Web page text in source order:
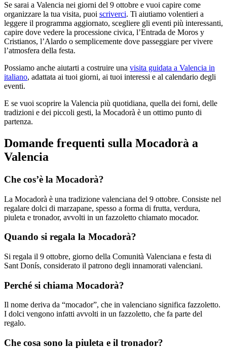
Se sarai a Valencia nei giorni del 9 ottobre e vuoi capire come
organizzare la tua visita, puoi scriverci. Ti aiutiamo volentieri a
leggere il programma aggiornato, scegliere gli eventi più interessanti,
capire dove vedere la processione civica, l’Entrada de Moros y
Cristianos, l’Alardo o semplicemente dove passeggiare per vivere
l’atmosfera della festa.
Possiamo anche aiutarti a costruire una visita guidata a Valencia in
italiano, adattata ai tuoi giorni, ai tuoi interessi e al calendario degli
eventi.
E se vuoi scoprire la Valencia più quotidiana, quella dei forni, delle
tradizioni e dei piccoli gesti, la Mocadorà è un ottimo punto di
partenza.
Domande frequenti sulla Mocadorà a
Valencia
Che cos’è la Mocadorà?
La Mocadorà è una tradizione valenciana del 9 ottobre. Consiste nel
regalare dolci di marzapane, spesso a forma di frutta, verdura,
piuleta e tronador, avvolti in un fazzoletto chiamato mocador.
Quando si regala la Mocadorà?
Si regala il 9 ottobre, giorno della Comunità Valenciana e festa di
Sant Donís, considerato il patrono degli innamorati valenciani.
Perché si chiama Mocadorà?
Il nome deriva da “mocador”, che in valenciano significa fazzoletto.
I dolci vengono infatti avvolti in un fazzoletto, che fa parte del
regalo.
Che cosa sono la piuleta e il tronador?